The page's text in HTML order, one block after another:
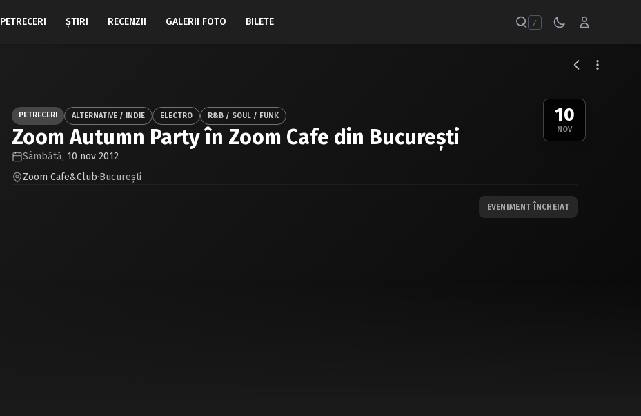
PETRECERI ŞTIRI RECENZII GALERII FOTO BILETE /
10
NOV
PETRECERI ALTERNATIVE / INDIE ELECTRO R&B / SOUL / FUNK
Zoom Autumn Party în Zoom Cafe din Bucureşti
Sâmbătă, 10 nov 2012
Zoom Cafe&Club·Bucureşti
EVENIMENT ÎNCHEIAT